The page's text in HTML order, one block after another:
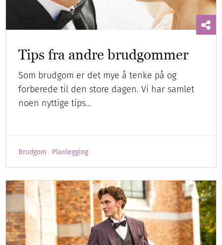
Tips fra andre brudgommer
Som brudgom er det mye å tenke på og
forberede til den store dagen. Vi har samlet
noen nyttige tips…
Brudgom Planlegging